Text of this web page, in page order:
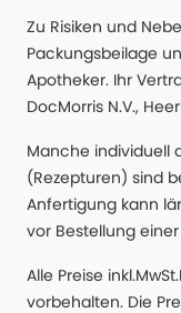
Zu Risiken und
Packungsbeilage
Apotheker. Ihr
DocMorris N.V.,
Manche individuell
(Rezepturen) sind
Anfertigung kann
vor Bestellung
Alle Preise
vorbehalten. Die